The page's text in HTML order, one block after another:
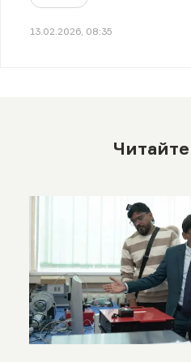
13.02.2026, 08:35